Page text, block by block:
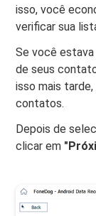
isso, você
verificar sua
Se você
de seus
isso mais
contatos.
Depois de
clicar em